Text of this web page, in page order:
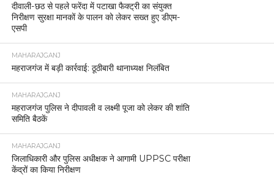
दीवाली-छठ से पहले फरेंदा में पटाखा फैक्ट्री का संयुक्त
निरीक्षण सुरक्षा मानकों के पालन को लेकर सख्त हुए डीएम-
एसपी
MAHARAJGANJ
महराजगंज में बड़ी कार्रवाई: ठूठीबारी थानाध्यक्ष निलंबित
MAHARAJGANJ
महराजगंज पुलिस ने दीपावली व लक्ष्मी पूजा को लेकर की शांति
समिति बैठकें
MAHARAJGANJ
जिलाधिकारी और पुलिस अधीक्षक ने आगामी UPPSC परीक्षा
केंद्रों का किया निरीक्षण